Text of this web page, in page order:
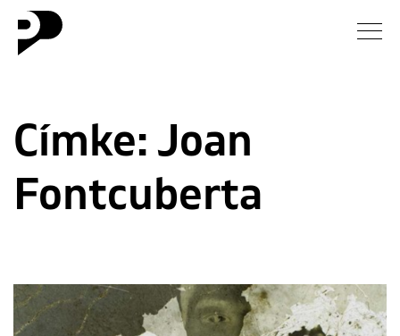
Galéria
Interjú
Rólunk
Címke: Joan
Fontcuberta